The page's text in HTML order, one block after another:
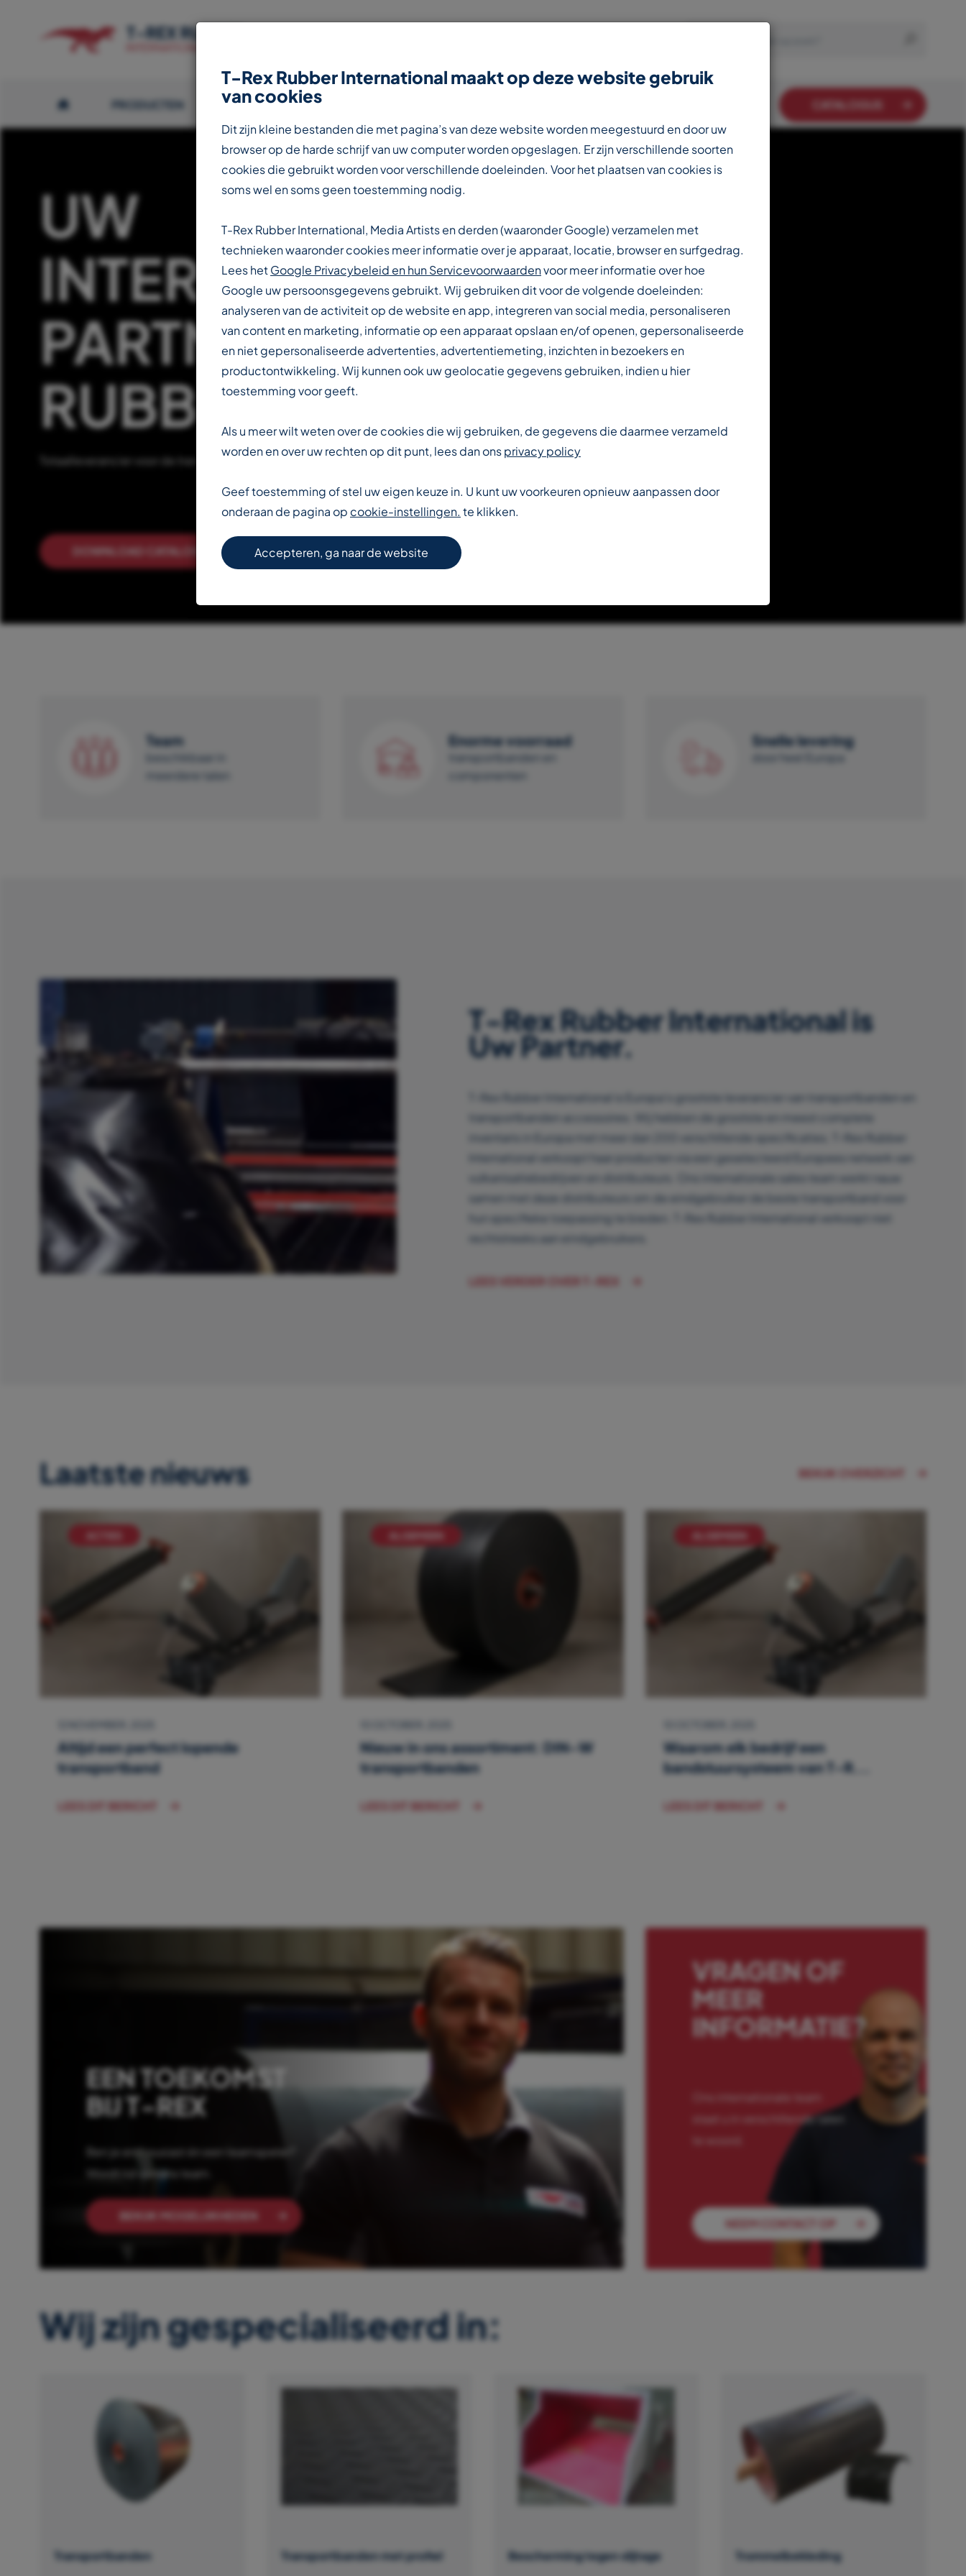
PRODUCTEN OVER T-REX CATALOGUS
UW
INTERNATIONALE
PARTNER IN DE
RUBBERINDUSTRIE
Totaalleverancier voor de transportbandenindustrie
DOWNLOAD CATALOGUS LEES VERDER OVER T-REX
Team
beschikbaar in
meerdere talen
Enorme voorraad
transportbanden en
componenten
Snelle levering
door heel Europa
T-Rex Rubber International is
Uw Partner.
T-Rex Rubber International is Europa’s grootste leverancier van transportbanden en
transportbanden accessoires. Wij hebben de grootste en meest complete
inventaris in Europa met meer dan 200 verschillende specificaties. T-Rex Rubber
International verkoopt haar producten via een geselecteerd Europees netwerk van
vulkanisatiebedrijven en distributeurs. Ons internationale sales team werkt nauw
samen met deze distributeurs om de eindgebruiker de beste transportband voor
hun specifieke toepassing te bieden. T-Rex Rubber International verkoopt niet
rechtstreeks aan eindgebruikers.
LEES VERDER OVER T-REX
Laatste nieuws BEKIJK OVERZICHT
Altijd een perfect lopende
transportband
LEES DIT BERICHT
Nieuw in ons assortiment: DIN-W
transportbanden
LEES DIT BERICHT
Waarom elk bedrijf een
bandstuursysteem van T-R...
LEES DIT BERICHT
EEN TOEKOMST
BIJ T-REX
Ben je enthousiast én een teamspeler?
Wordt lid van ons team.
BEKIJK MOGELIJKHEDEN
VRAGEN OF
MEER
INFORMATIE?
staat u in verschillende talen
NEEM CONTACT OP
Wij zijn gespecialiseerd in:
Transportbanden Transportbanden met profiel Bescherming tegen slijtage Trommelbekleding
T-Rex Rubber International maakt op deze website gebruik
van cookies
Dit zijn kleine bestanden die met pagina’s van deze website worden meegestuurd en door uw
browser op de harde schrijf van uw computer worden opgeslagen. Er zijn verschillende soorten
cookies die gebruikt worden voor verschillende doeleinden. Voor het plaatsen van cookies is
soms wel en soms geen toestemming nodig.
T-Rex Rubber International, Media Artists en derden (waaronder Google) verzamelen met
technieken waaronder cookies meer informatie over je apparaat, locatie, browser en surfgedrag.
Lees hetGoogle Privacybeleid en hun Servicevoorwaardenvoor meer informatie over hoe
Google uw persoonsgegevens gebruikt. Wij gebruiken dit voor de volgende doeleinden:
analyseren van de activiteit op de website en app, integreren van social media, personaliseren
van content en marketing, informatie op een apparaat opslaan en/of openen, gepersonaliseerde
en niet gepersonaliseerde advertenties, advertentiemeting, inzichten in bezoekers en
productontwikkeling. Wij kunnen ook uw geolocatie gegevens gebruiken, indien u hier
toestemming voor geeft.
Als u meer wilt weten over de cookies die wij gebruiken, de gegevens die daarmee verzameld
worden en over uw rechten op dit punt, lees dan onsprivacy policy
Geef toestemming of stel uw eigen keuze in. U kunt uw voorkeuren opnieuw aanpassen door
onderaan de pagina op cookie-instellingen. te klikken.
Accepteren, ga naar de website